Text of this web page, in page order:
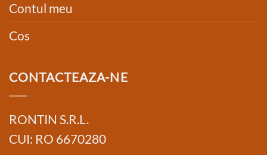
Contul meu
Cos
CONTACTEAZA-NE
RONTIN S.R.L.
CUI: RO 6670280